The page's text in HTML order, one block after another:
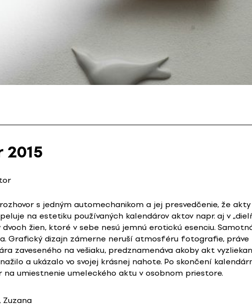
2015
s jedným automechanikom a jej presvedčenie, že
na estetiku používaných kalendárov aktov napr. aj v
žien, ktoré v sebe nesú jemnú erotickú esenciu.
Grafický dizajn zámerne neruší atmosféru fotografie,
zaveseného na vešiaku, predznamenáva akoby akt
a ukázalo vo svojej krásnej nahote. Po skončení
umiestnenie umeleckého aktu v osobnom priestore.
Zuzana